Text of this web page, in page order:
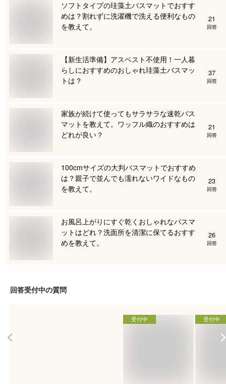
ソフトタイプの珪藻土バスマットでおすす
めは？割れずに洗濯機で洗える便利なもの
を教えて。
21
回答
【新生活準備】アスベスト不使用！一人暮
らしにおすすめのおしゃれ珪藻土バスマッ
トは？
37
回答
家族が続けて使ってもサラサラな速乾バス
マットを教えて。ワッフル織のおすすめは
どれが良い？
21
回答
100cmサイズの大判バスマットでおすすめ
は？親子で並んでも濡れないワイドなもの
を教えて。
23
回答
お風呂上がりにすぐ乾くおしゃれなバスマ
ットはどれ？洗面所を清潔に保てるおすす
めを教えて。
26
回答
回答受付中の質問
受付中 受付中